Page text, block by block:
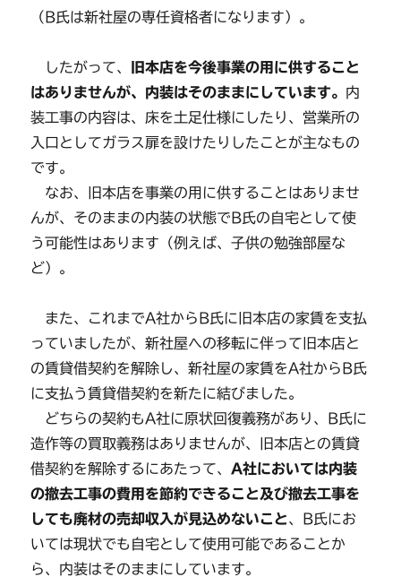
（B氏は新社屋の専任資格者になります）。
したがって、
旧本店を今後事業の用に供すること
はありませんが、内装はそのままにしています。 内
装工事の内容は、床を土足仕様にしたり、営業所の
入口としてガラス扉を設けたりしたことが主なもの
です。
なお、旧本店を事業の用に供することはありませ
んが、そのままの内装の状態でB氏の自宅として使
う可能性はあります（例えば、子供の勉強部屋な
ど）。
また、これまでA社からB氏に旧本店の家賃を支払
っていましたが、新社屋への移転に伴って旧本店と
の賃貸借契約を解除し、新社屋の家賃をA社からB氏
に支払う賃貸借契約を新たに結びました。
どちらの契約もA社に原状回復義務があり、B氏に
造作等の買取義務はありませんが、旧本店との賃貸
借契約を解除するにあたって、 A社においては内装
の撤去工事の費用を節約できること及び撤去工事を
しても廃材の売却収入が見込めないこと、B氏にお
いては現状でも自宅として使用可能であることか
ら、内装はそのままにしています。